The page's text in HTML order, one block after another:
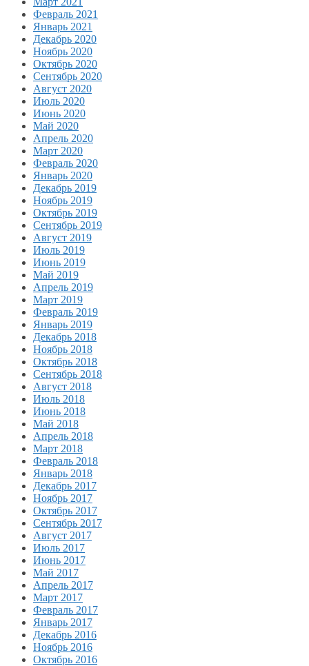
Февраль 2021
Январь 2021
Декабрь 2020
Ноябрь 2020
Октябрь 2020
Сентябрь 2020
Август 2020
Июль 2020
Июнь 2020
Май 2020
Апрель 2020
Март 2020
Февраль 2020
Январь 2020
Декабрь 2019
Ноябрь 2019
Октябрь 2019
Сентябрь 2019
Август 2019
Июль 2019
Июнь 2019
Май 2019
Апрель 2019
Март 2019
Февраль 2019
Январь 2019
Декабрь 2018
Ноябрь 2018
Октябрь 2018
Сентябрь 2018
Август 2018
Июль 2018
Июнь 2018
Май 2018
Апрель 2018
Март 2018
Февраль 2018
Январь 2018
Декабрь 2017
Ноябрь 2017
Октябрь 2017
Сентябрь 2017
Август 2017
Июль 2017
Июнь 2017
Май 2017
Апрель 2017
Март 2017
Февраль 2017
Январь 2017
Декабрь 2016
Ноябрь 2016
Октябрь 2016